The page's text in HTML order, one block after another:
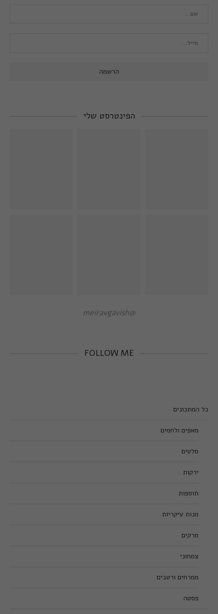
הפינטרסט שלי
@meiravgavish
FOLLOW ME
כל המתכונים
מאפים ולחמים
סלטים
ירקות
תוספות
מנות עיקריות
מרקים
צמחוני
ממרחים ורטבים
פסטה